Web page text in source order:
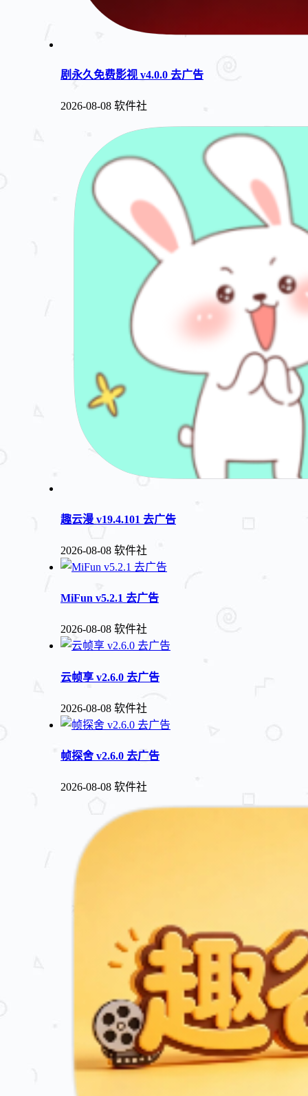
剧永久免费影视 v4.0.0 去广告
2026-08-08 软件社
趣云漫 v19.4.101 去广告
2026-08-08 软件社
MiFun v5.2.1 去广告
2026-08-08 软件社
云帧享 v2.6.0 去广告
2026-08-08 软件社
帧探舍 v2.6.0 去广告
2026-08-08 软件社